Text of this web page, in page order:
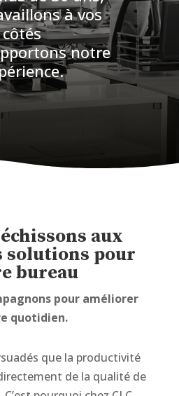
à vos
côtés
notre
aux
solutions pour
bureau
pour améliorer
quotidien.
que la productivité
de la qualité de